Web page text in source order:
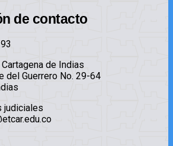
de contacto
de Indias
del Guerrero No. 29-64
judiciales